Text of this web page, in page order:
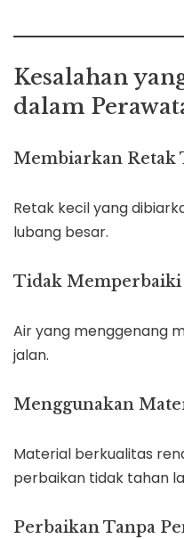
Kesalahan
dalam
Membiarkan Retak
Retak kecil yang
lubang besar.
Tidak Memperbaiki
Air yang menggenang
jalan.
Menggunakan
Material berkualitas
perbaikan tidak tahan
Perbaikan Tanpa